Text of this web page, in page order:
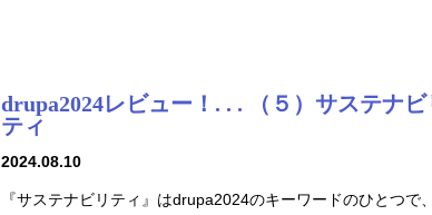
SHOWAの強み
代表挨拶 アクセス
drupa2024レビュー！. . . （５）サステナビ
ティ
2024.08.10
『サステナビリティ』はdrupa2024のキーワードのひとつで